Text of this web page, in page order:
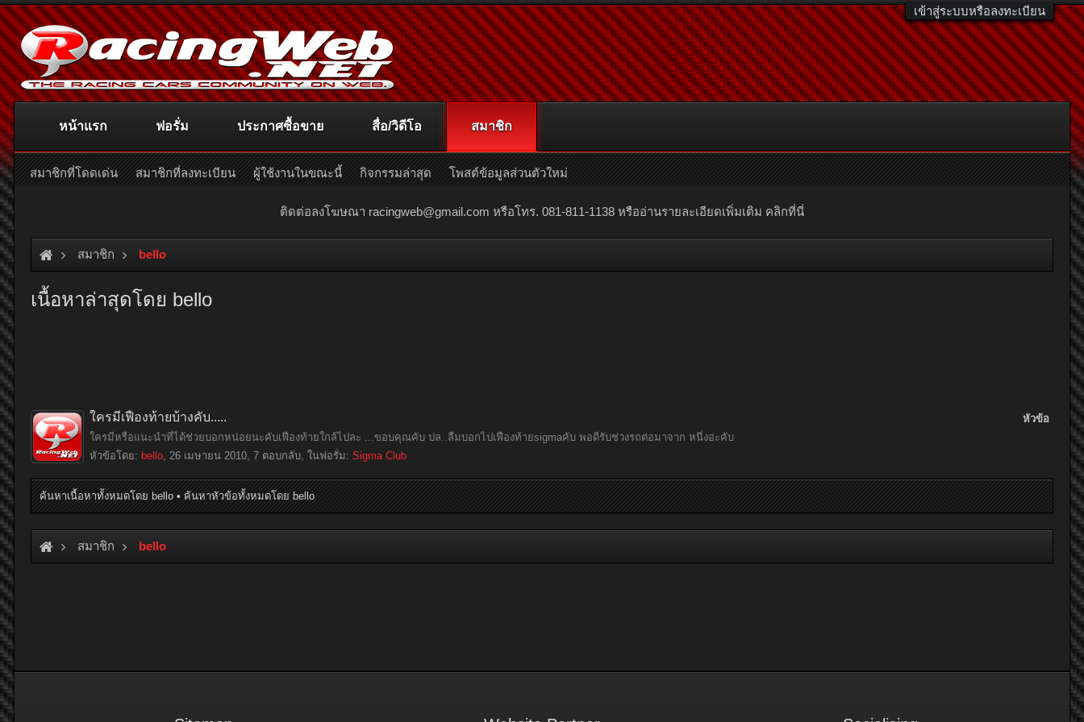
เข้าสู่ระบบหรือลงทะเบียน
ติดต่อลงโฆษณา racingweb@gmail.com หรือโทร. 081-811-1138 หรืออ่านรายละเอียดเพิ่มเติม คลิกที่นี่
สมาชิก bello
เนื้อหาล่าสุดโดย bello
หัวข้อ
ใครมีเฟืองท้ายบ้างคับ.....
ใครมีหรือแนะนำที่ได้ช่วยบอกหน่อยนะคับเฟืองท้ายใกล้ไปละ ...ขอบคุณคับ ปล..ลืมบอกไปเฟืองท้ายsigmaคับ พอดีรับช่วงรถต่อมาจาก หนึ่งอ่ะคับ
หัวข้อโดย: bello, 26 เมษายน 2010, 7 ตอบกลับ, ในฟอรั่ม: Sigma Club
ค้นหาเนื้อหาทั้งหมดโดย bello ค้นหาหัวข้อทั้งหมดโดย bello
สมาชิก bello
หน้าแรก ฟอรั่ม ประกาศซื้อขาย สื่อ/วิดีโอ สมาชิก
สมาชิกที่โดดเด่น สมาชิกที่ลงทะเบียน ผู้ใช้งานในขณะนี้ กิจกรรมล่าสุด โพสต์ข้อมูลส่วนตัวใหม่